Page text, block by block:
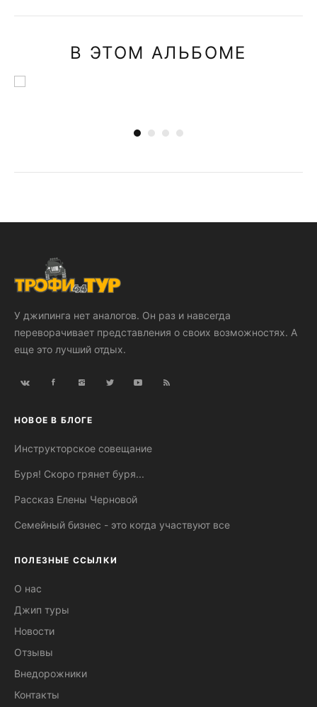
В ЭТОМ АЛЬБОМЕ
У джипинга нет аналогов. Он раз и навсегда
переворачивает представления о своих возможностях. А
еще это лучший отдых.
НОВОЕ В БЛОГЕ
Инструкторское совещание
Буря! Скоро грянет буря...
Рассказ Елены Черновой
Семейный бизнес - это когда участвуют все
ПОЛЕЗНЫЕ ССЫЛКИ
О нас
Джип туры
Новости
Отзывы
Внедорожники
Контакты